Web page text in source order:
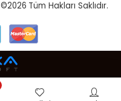
©2026 Tüm Hakları Saklıdır.